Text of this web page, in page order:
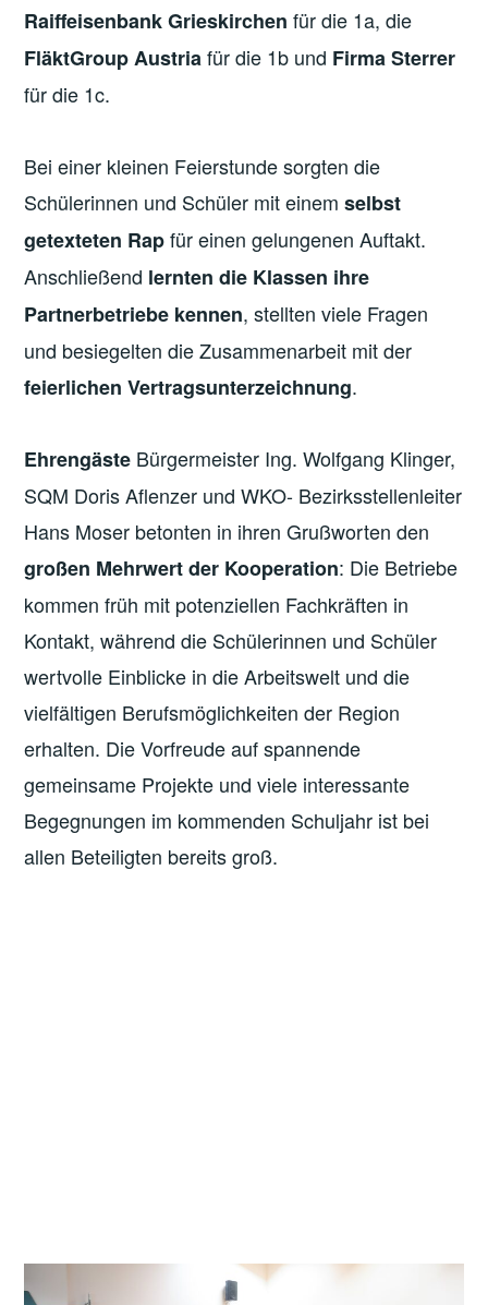
Raiffeisenbank Grieskirchen für die 1a, die
FläktGroup Austriafür die 1b und Firma Sterrer
für die 1c.
Bei einer kleinen Feierstunde sorgten die
Schülerinnen und Schüler mit einemselbst
getexteten Rapfür einen gelungenen Auftakt.
Anschließend lernten die Klassen ihre
Partnerbetriebe kennen, stellten viele Fragen
und besiegelten die Zusammenarbeit mit der
feierlichen Vertragsunterzeichnung.
Ehrengäste Bürgermeister Ing. Wolfgang Klinger,
SQM Doris Aflenzer und WKO- Bezirksstellenleiter
Hans Moser betonten in ihren Grußworten den
großen Mehrwert der Kooperation: Die Betriebe
kommen früh mit potenziellen Fachkräften in
Kontakt, während die Schülerinnen und Schüler
wertvolle Einblicke in die Arbeitswelt und die
vielfältigen Berufsmöglichkeiten der Region
erhalten. Die Vorfreude auf spannende
gemeinsame Projekte und viele interessante
Begegnungen im kommenden Schuljahr ist bei
allen Beteiligten bereits groß.